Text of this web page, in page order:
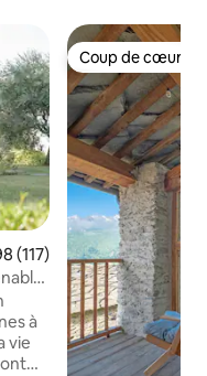
moyenne sur la
(117)
à
vie
Coup de cœur
Coup de cœur